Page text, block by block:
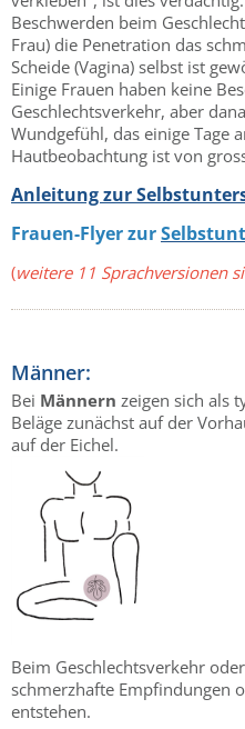
Beschwerden beim
Frau) die Penetration das
Scheide (Vagina) selbst ist
Einige Frauen haben keine
Geschlechtsverkehr, aber
Wundgefühl, das einige Tage
Hautbeobachtung ist von
Anleitung zur
Frauen-Flyerzur
(weitere 11 Sprachversionen
Männer:
Bei Männern zeigen sich als
Beläge zunächst auf der
auf der Eichel.
Beim Geschlechtsverkehr
schmerzhafte Empfindungen
entstehen.